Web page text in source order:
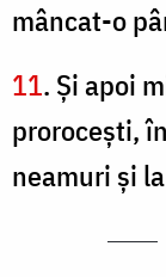
mâncat-o
11. Şi apoi
proroceşti,
neamuri şi